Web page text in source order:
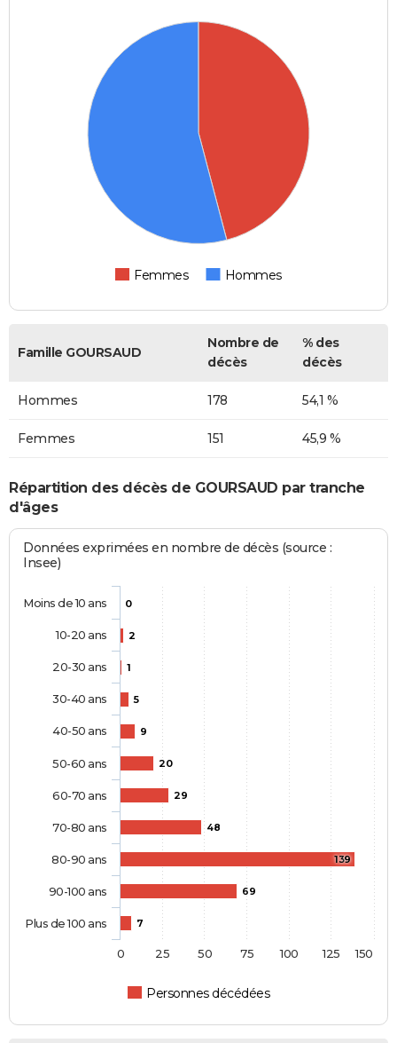
Femmes Hommes
Famille GOURSAUD
Nombre de
décès
% des
décès
Hommes 178 54,1 %
Femmes 151 45,9 %
Répartition des décès de GOURSAUD par tranche
d'âges
Données exprimées en nombre de décès (source :
Insee)
0
2
1
5
9
20
29
48
139
69
7
Personnes décédées
Moins de 10 ans
10-20 ans
20-30 ans
30-40 ans
40-50 ans
50-60 ans
60-70 ans
70-80 ans
80-90 ans
90-100 ans
Plus de 100 ans
0 25 50 75 100 125 150